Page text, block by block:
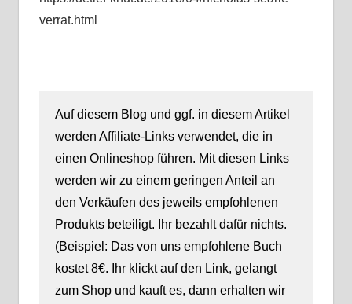
verrat.html
Auf diesem Blog und ggf. in diesem Artikel
werden Affiliate-Links verwendet, die in
einen Onlineshop führen. Mit diesen Links
werden wir zu einem geringen Anteil an
den Verkäufen des jeweils empfohlenen
Produkts beteiligt. Ihr bezahlt dafür nichts.
(Beispiel: Das von uns empfohlene Buch
kostet 8€. Ihr klickt auf den Link, gelangt
zum Shop und kauft es, dann erhalten wir